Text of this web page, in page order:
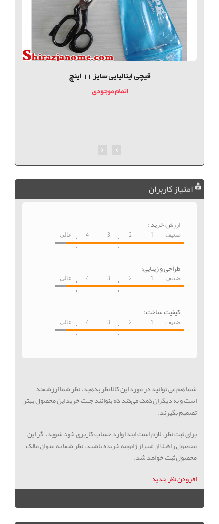
قیچی ایتالیایی سایز 11 اینچ
اتمام موجودی
امتیاز کاربران
ارزش خرید :
ضعیف 1
2
3
4 عالی
طراحی و زیبایی:
ضعیف 1
2
3
4 عالی
کیفیت ساخت:
ضعیف 1
2
3
4 عالی
شما هم می توانید در مورد این کالا نظر بدهید. نظر شما ارزشمند
است و به دیگران کمک می‌کند که بتوانند جهت خرید این محصول بهتر
تصمیم بگیرند.
برای ثبت نظر، لازم است ابتدا وارد حساب کاربری خود شوید. اگر این
محصول را قبلا از شیراز ژانومه خریده باشید، نظر شما به عنوان مالک
محصول ثبت خواهد شد.
افزودن نظر جدید